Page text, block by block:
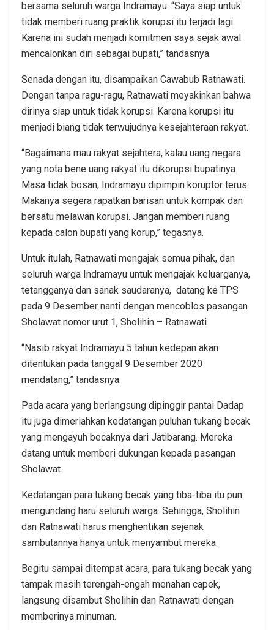
bersama seluruh warga Indramayu. “Saya siap untuk
tidak memberi ruang praktik korupsi itu terjadi lagi.
Karena ini sudah menjadi komitmen saya sejak awal
mencalonkan diri sebagai bupati,” tandasnya.
Senada dengan itu, disampaikan Cawabub Ratnawati.
Dengan tanpa ragu-ragu, Ratnawati meyakinkan bahwa
dirinya siap untuk tidak korupsi. Karena korupsi itu
menjadi biang tidak terwujudnya kesejahteraan rakyat.
“Bagaimana mau rakyat sejahtera, kalau uang negara
yang nota bene uang rakyat itu dikorupsi bupatinya.
Masa tidak bosan, Indramayu dipimpin koruptor terus.
Makanya segera rapatkan barisan untuk kompak dan
bersatu melawan korupsi. Jangan memberi ruang
kepada calon bupati yang korup,” tegasnya.
Untuk itulah, Ratnawati mengajak semua pihak, dan
seluruh warga Indramayu untuk mengajak keluarganya,
tetangganya dan sanak saudaranya, datang ke TPS
pada 9 Desember nanti dengan mencoblos pasangan
Sholawat nomor urut 1, Sholihin – Ratnawati.
“Nasib rakyat Indramayu 5 tahun kedepan akan
ditentukan pada tanggal 9 Desember 2020
mendatang,” tandasnya.
Pada acara yang berlangsung dipinggir pantai Dadap
itu juga dimeriahkan kedatangan puluhan tukang becak
yang mengayuh becaknya dari Jatibarang. Mereka
datang untuk memberi dukungan kepada pasangan
Sholawat.
Kedatangan para tukang becak yang tiba-tiba itu pun
mengundang haru seluruh warga. Sehingga, Sholihin
dan Ratnawati harus menghentikan sejenak
sambutannya hanya untuk menyambut mereka.
Begitu sampai ditempat acara, para tukang becak yang
tampak masih terengah-engah menahan capek,
langsung disambut Sholihin dan Ratnawati dengan
memberinya minuman.